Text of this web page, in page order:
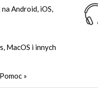
Android, iOS,
MacOS i innych
Pomoc »